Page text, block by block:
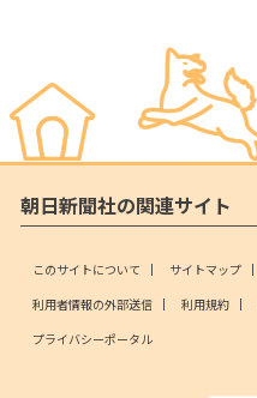
朝日新聞社の関連サイト
このサイトについて サイトマップ
利用者情報の外部送信
利用規約
プライバシーポータル